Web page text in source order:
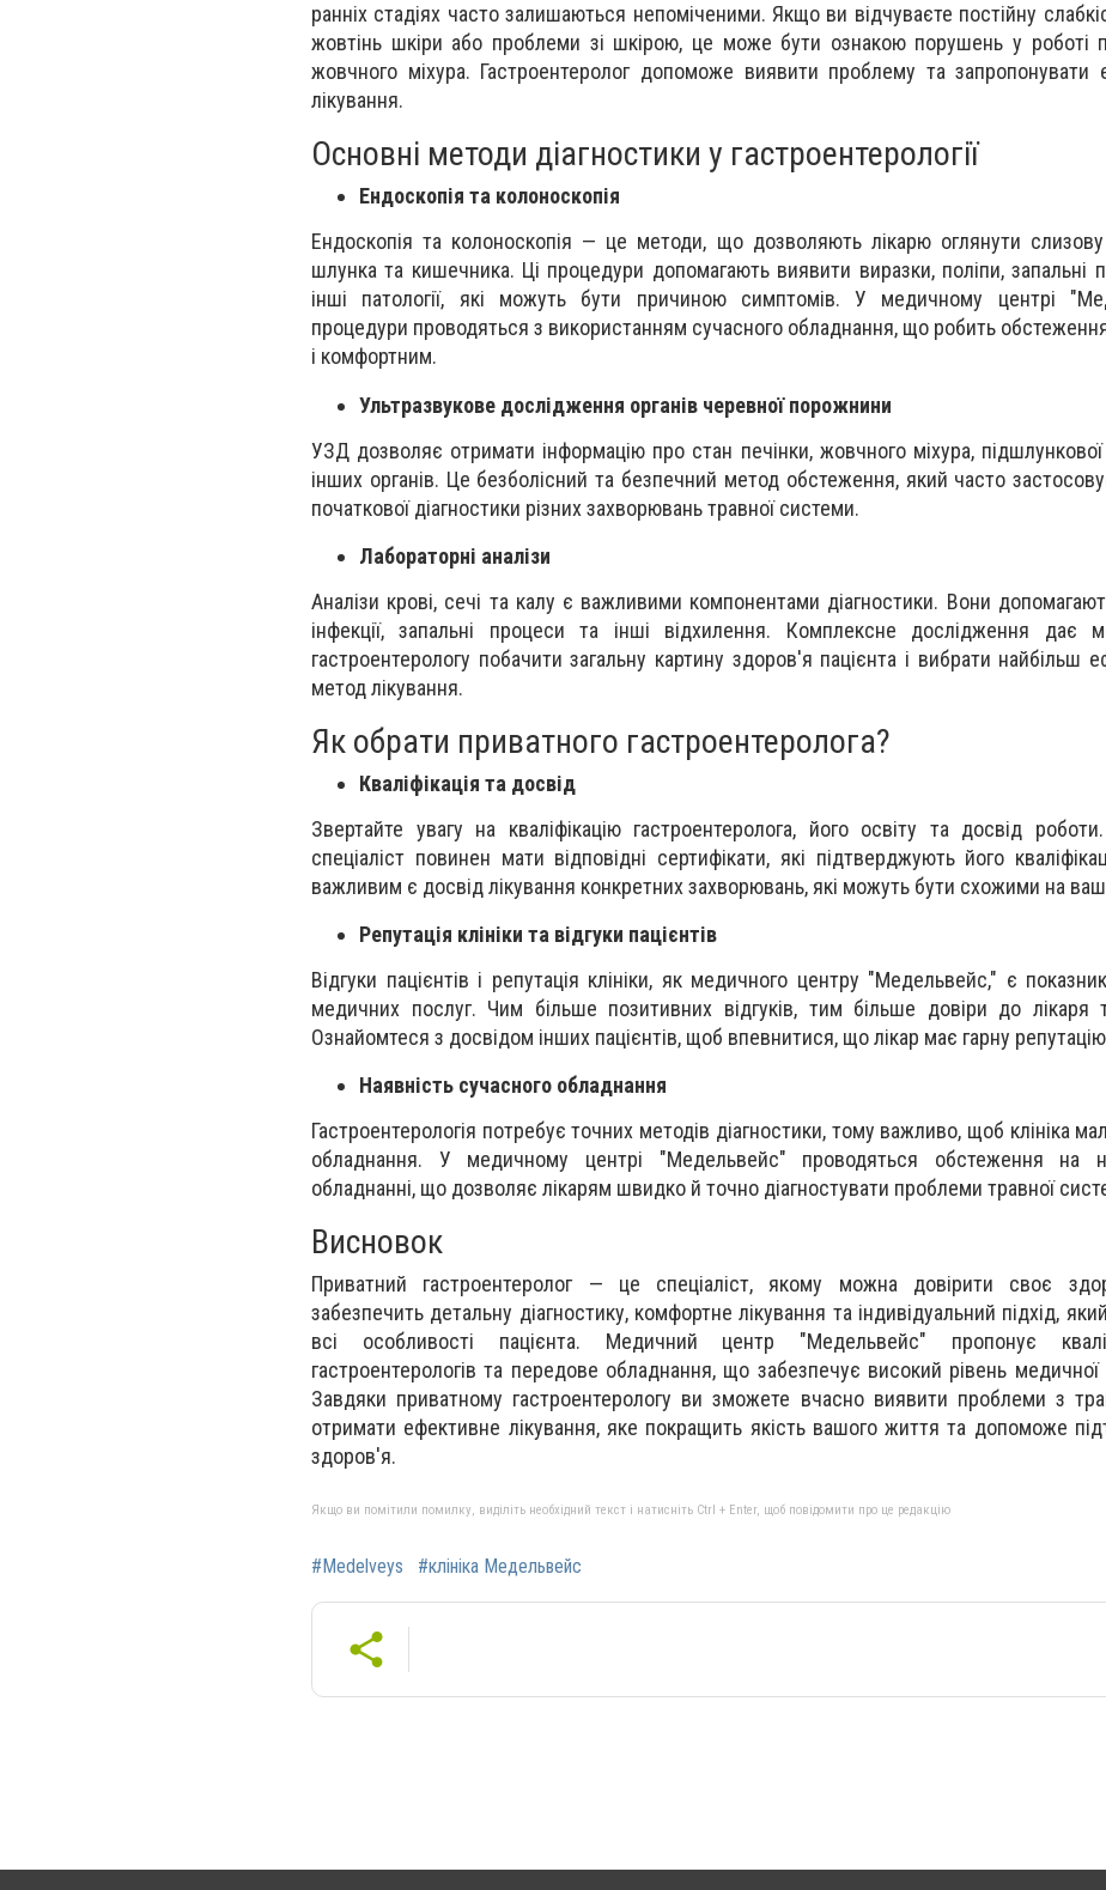
ранніх стадіях часто залишаються непоміченими. Якщо ви відчуваєте постійну
жовтінь шкіри або проблеми зі шкірою, це може бути ознакою порушень у роботі
жовчного міхура. Гастроентеролог допоможе виявити проблему та запропонувати
лікування.
Основні методи діагностики у гастроентерології
Ендоскопія та колоноскопія
Ендоскопія та колоноскопія — це методи, що дозволяють лікарю оглянути
шлунка та кишечника. Ці процедури допомагають виявити виразки, поліпи, запальні
інші патології, які можуть бути причиною симптомів. У медичному центрі
процедури проводяться з використанням сучасного обладнання, що робить
і комфортним.
Ультразвукове дослідження органів черевної порожнини
УЗД дозволяє отримати інформацію про стан печінки, жовчного міхура,
інших органів. Це безболісний та безпечний метод обстеження, який часто
початкової діагностики різних захворювань травної системи.
Лабораторні аналізи
Аналізи крові, сечі та калу є важливими компонентами діагностики. Вони
інфекції, запальні процеси та інші відхилення. Комплексне дослідження дає
гастроентерологу побачити загальну картину здоров'я пацієнта і вибрати найбільш
метод лікування.
Як обрати приватного гастроентеролога?
Кваліфікація та досвід
Звертайте увагу на кваліфікацію гастроентеролога, його освіту та досвід
спеціаліст повинен мати відповідні сертифікати, які підтверджують його
важливим є досвід лікування конкретних захворювань, які можуть бути схожими на
Репутація клініки та відгуки пацієнтів
Відгуки пацієнтів і репутація клініки, як медичного центру "Медельвейс," є
медичних послуг. Чим більше позитивних відгуків, тим більше довіри до лікаря
Ознайомтеся з досвідом інших пацієнтів, щоб впевнитися, що лікар має гарну
Наявність сучасного обладнання
Гастроентерологія потребує точних методів діагностики, тому важливо, щоб клініка
обладнання. У медичному центрі "Медельвейс" проводяться обстеження на
обладнанні, що дозволяє лікарям швидко й точно діагностувати проблеми травної
Висновок
Приватний гастроентеролог — це спеціаліст, якому можна довірити своє
забезпечить детальну діагностику, комфортне лікування та індивідуальний підхід,
всі особливості пацієнта. Медичний центр "Медельвейс" пропонує
гастроентерологів та передове обладнання, що забезпечує високий рівень
Завдяки приватному гастроентерологу ви зможете вчасно виявити проблеми з
отримати ефективне лікування, яке покращить якість вашого життя та допоможе
здоров'я.
Якщо ви помітили помилку, виділіть необхідний текст і натисніть Ctrl + Enter, щоб повідомити про це редакцію
#Medelveys #клініка Медельвейс